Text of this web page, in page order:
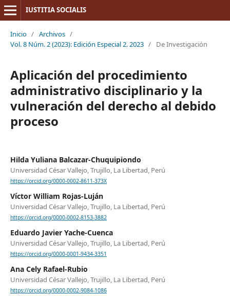
IUSTITIA SOCIALIS
Inicio / Archivos /
Vol. 8 Núm. 2 (2023): Edición Especial 2. 2023 / De Investigación
Aplicación del procedimiento
administrativo disciplinario y la
vulneración del derecho al debido
proceso
Hilda Yuliana Balcazar-Chuquipiondo
Universidad César Vallejo, Trujillo, La Libertad, Perú
https://orcid.org/0000-0002-8611-373X
Víctor William Rojas-Luján
Universidad César Vallejo, Trujillo, La Libertad, Perú
https://orcid.org/0000-0002-8153-3882
Eduardo Javier Yache-Cuenca
Universidad César Vallejo, Trujillo, La Libertad, Perú
https://orcid.org/0000-0001-9434-3351
Ana Cely Rafael-Rubio
Universidad César Vallejo, Trujillo, La Libertad, Perú
https://orcid.org/0000-0002-9084-1086